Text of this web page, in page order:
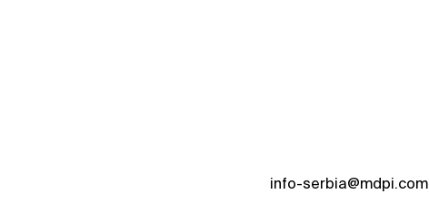
info-serbia@mdpi.com